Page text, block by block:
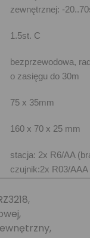
zewnętrznej: -
1.5st. C
bezprzewodowa,
o zasięgu do 30m
75 x 35mm
160 x 70 x 25 mm
stacja: 2x R6/AA
czujnik:2x R03/